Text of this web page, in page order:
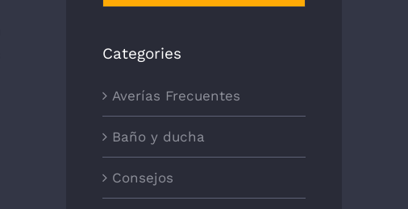
Categories
Averías Frecuentes
Baño y ducha
Consejos